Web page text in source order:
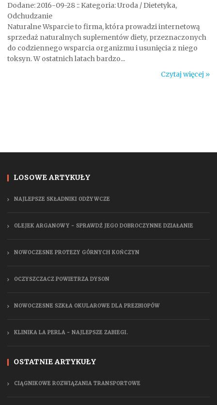
Dodane: 2016-09-28 :: Kategoria: Uroda / Dietetyka,
Odchudzanie
Naturalne Wsparcie to firma, która prowadzi internetową
sprzedaż naturalnych suplementów diety, przeznaczonych
do codziennego wsparcia organizmu i usunięcia z niego
toksyn. W ostatnich latach bardzo...
Czytaj więcej »
LOSOWE ARTYKUŁY
NAJLEPSZE SKŁADNIKI ODŻYWCZE
OLEJEK ARGANOWY - SPRAWDŹ JEGO DOBROCZYNNE DZIAŁANIE
NOWOCZESNE PROTEZY GÓRNYCH KOŃCZYN
OCZYSZCZACZ POWIETRZA DYSON
NOWOCZESNE SZKŁA OKULAROWE DLA PREZBIOPÓW
KLINIKA LA PERLA - NAJLEPSZE ZABIEGI.
OSTATNIE ARTYKUŁY
CIĄGNIKOWE ROZWIĄZANIA TRANSPORTOWE